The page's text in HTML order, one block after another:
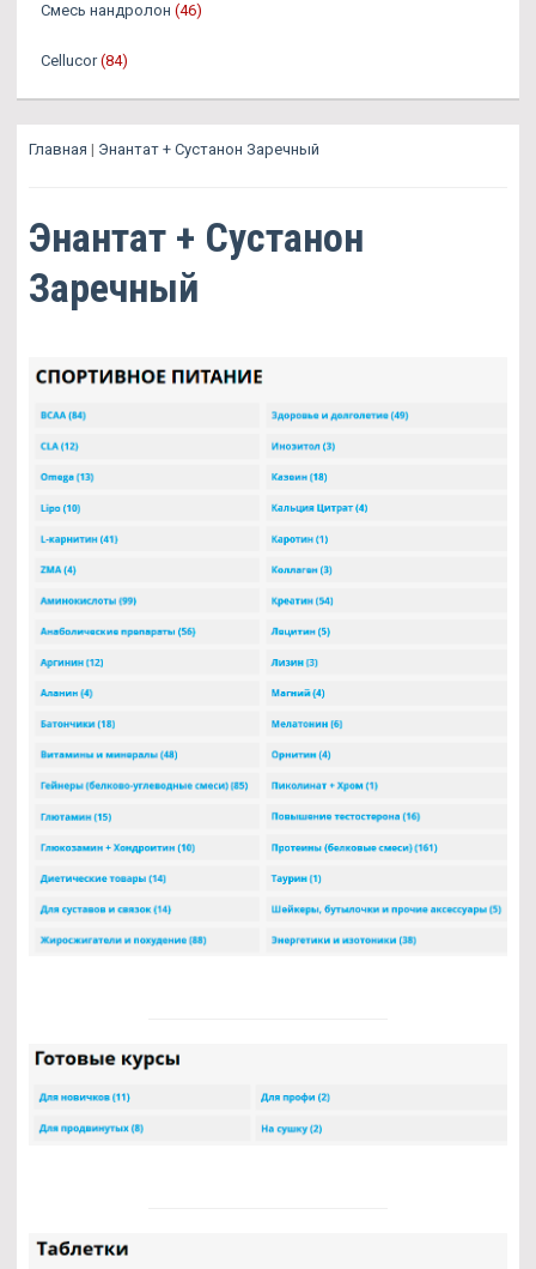
Смесь нандролон (46)
Cellucor (84)
Главная | Энантат + Сустанон Заречный
Энантат + Сустанон
Заречный